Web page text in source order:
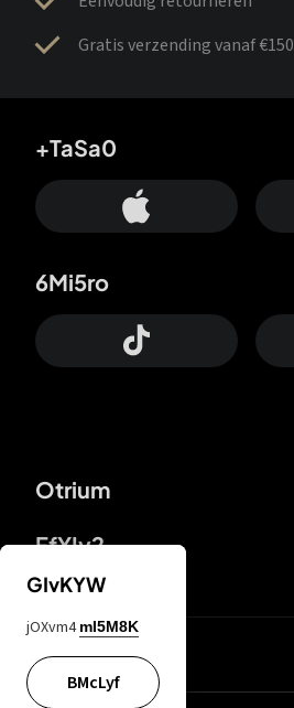
Gratis verzending vanaf €150
Otrium
FfYIy2
+TaSa0
6Mi5ro
KIjvtr
GIvKYW
jOXvm4 mI5M8K
BMcLyf